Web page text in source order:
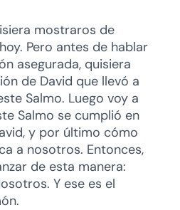
mostraros de
Pero antes de hablar
asegurada, quisiera
de David que llevó a
Salmo. Luego voy a
Salmo se cumplió en
y por último cómo
a nosotros. Entonces,
de esta manera:
Y ese es el